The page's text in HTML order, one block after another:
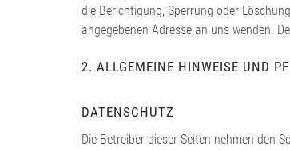
die Berichtigung, Sperrung oder
angegebenen Adresse an uns wenden.
2. ALLGEMEINE HINWEISE UND
DATENSCHUTZ
Die Betreiber dieser Seiten nehmen den